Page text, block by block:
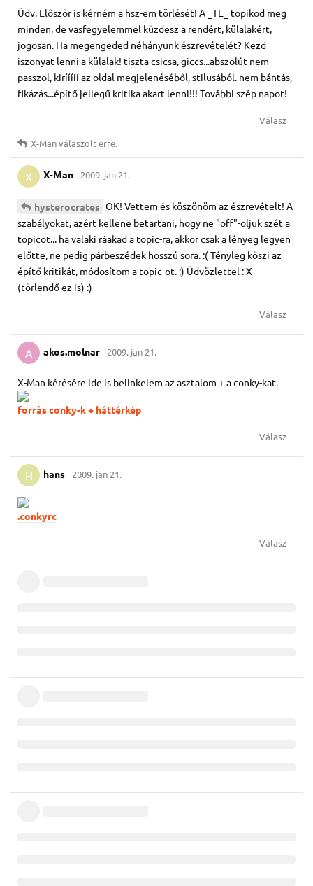
Üdv. Először is kérném a hsz-em törlését! A _TE_ topikod meg
minden, de vasfegyelemmel küzdesz a rendért, külalakért,
jogosan. Ha megengeded néhányunk észrevételét? Kezd
iszonyat lenni a külalak! tiszta csicsa, giccs...abszolút nem
passzol, kirííííí az oldal megjelenéséből, stilusából. nem bántás,
fikázás...építő jellegű kritika akart lenni!!! További szép napot!
Válasz
X-Manválaszolt erre.
X X-Man 2009. jan 21.
hysterocrates OK! Vettem és köszönöm az észrevételt! A
szabályokat, azért kellene betartani, hogy ne "off"-oljuk szét a
topicot... ha valaki ráakad a topic-ra, akkor csak a lényeg legyen
előtte, ne pedig párbeszédek hosszú sora. :( Tényleg köszi az
építő kritikát, módosítom a topic-ot. ;) Üdvözlettel : X
(törlendő ez is) :)
Válasz
A akos.​molnar 2009. jan 21.
X-Man kérésére ide is belinkelem az asztalom + a conky-kat.
forrás conky-k + háttérkép
Válasz
H hans 2009. jan 21.
.conkyrc
Válasz